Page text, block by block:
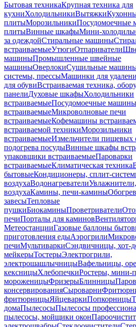
Бытовая техникаКрупная техника для
кухниХолодильникиВытяжки
плитыМорозильникиПосудомоечные
плитыВинные шкафыМини-
за одеждойСтиральные машины
встраиваемыеУтюгиОтпариватели
машиныПромышленные швейные
машиныОверлокиСушильные
системы, прессыМашинки для
для обувиВстраиваемая техника,
панелиДуховые шкафыХолодильники
встраиваемыеПосудомоечные машины
встраиваемыеМикроволновые печи
встраиваемыеКофемашины
встраиваемой техникиМорозильники
встраиваемыеИзмельчители пищевых
подогрева посудыВинные шкафы
упаковщики встраиваемыеПароварки
встраиваемыеКлиматическая техника
бытовыеКондиционеры, сплит-
воздухаВодонагреватели
воздухаКамины, печи-камины
завесыТепловые
пушкиБиокаминыПроветриватели
печиПорталы для каминов
МетеостанцииГазовые баллоны
приготовления едыАэрогрили
печиМультиваркиСэндвичницы, хот-
мейкерыТостерыЭлектрогрили,
электрошашлычницыВафельницы,
кексницыХлебопечкиРостеры, мини-
мороженицыФризерыБлинницы
консервированияСыроварни
фритюрницыЯйцеваркиПопкорницы
домаПылесосыПылесосы
пылесосы, мойщики окон